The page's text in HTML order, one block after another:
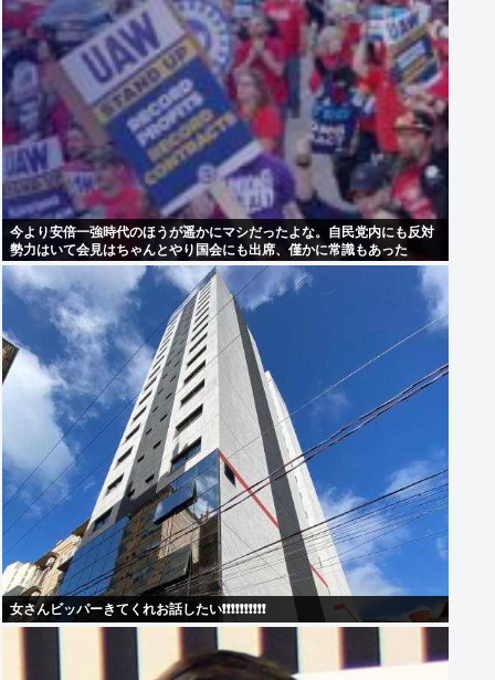
今より安倍一強時代のほうが遥かにマシだったよな。自民党内にも反対
勢力はいて会見はちゃんとやり国会にも出席、僅かに常識もあった
女さんビッパーきてくれお話したい❗❗❗❗❗❗❗❗❗❗